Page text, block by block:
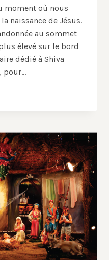
moment où nous
naissance de Jésus.
au sommet
élevé sur le bord
dédié à Shiva
pour…